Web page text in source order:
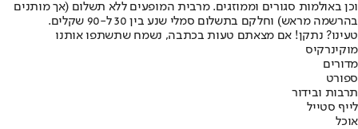
וכן באולמות סגורים וממוזגים. מרבית המופעים ללא תשלום (אך מותנים
בהרשמה מראש) וחלקם בתשלום סמלי שנע בין 30 ל-90 שקלים.
טעינו? נתקן! אם מצאתם טעות בכתבה, נשמח שתשתפו אותנו
מוקינרקיס
מדורים
ספורט
תרבות ובידור
לייף סטייל
אוכל